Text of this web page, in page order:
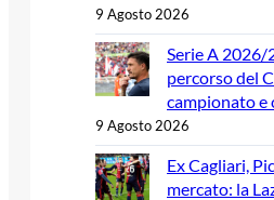
9 Agosto 2026
Serie A 2026/
percorso del
campionato e
9 Agosto 2026
Ex Cagliari,
mercato: la